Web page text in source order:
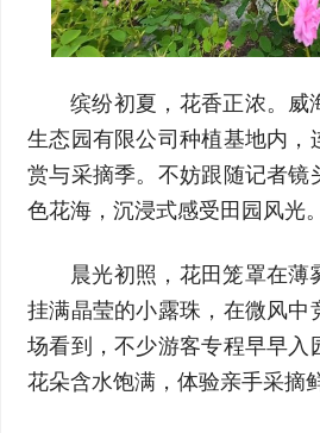
缤纷初夏，花香正浓。威
生态园有限公司种植基地内，
赏与采摘季。不妨跟随记者镜
色花海，沉浸式感受田园风光。
晨光初照，花田笼罩在薄
挂满晶莹的小露珠，在微风中
场看到，不少游客专程早早入
花朵含水饱满，体验亲手采摘